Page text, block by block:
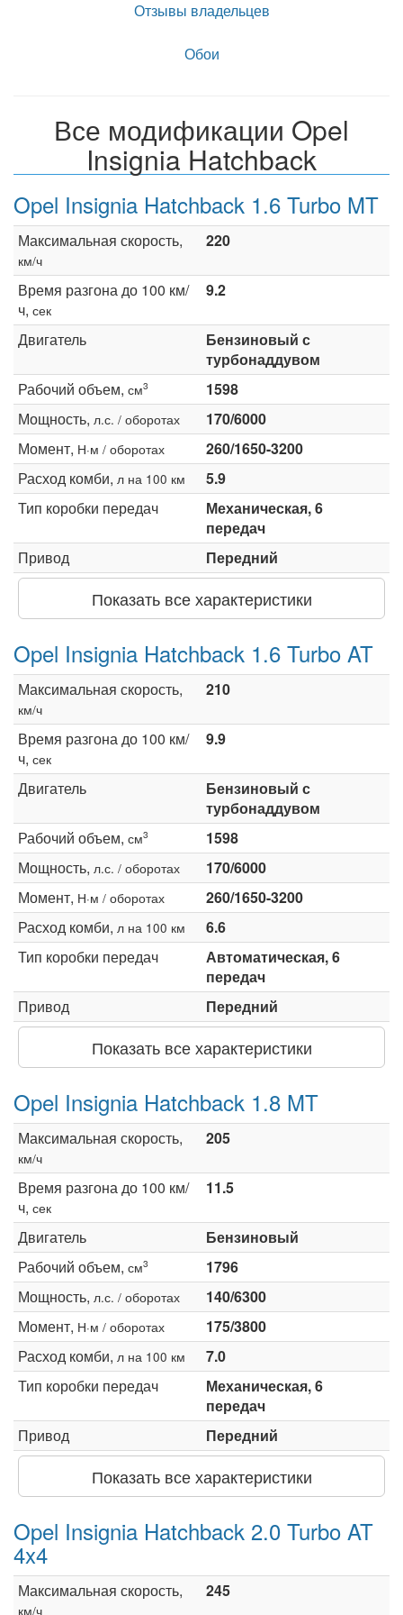
Отзывы владельцев
Обои
Все модификации Opel
Insignia Hatchback
Opel Insignia Hatchback 1.6 Turbo MT
Максимальная скорость,
км/ч
220
Время разгона до 100 км/
ч, сек
9.2
Двигатель
Бензиновый с
турбонаддувом
Рабочий объем, см3
1598
Мощность, л.с. / оборотах
170/6000
Момент, Н·м / оборотах
260/1650-3200
Расход комби, л на 100 км
5.9
Тип коробки передач
Механическая, 6
передач
Привод
Передний
Показать все характеристики
Opel Insignia Hatchback 1.6 Turbo AT
Максимальная скорость,
км/ч
210
Время разгона до 100 км/
ч, сек
9.9
Двигатель
Бензиновый с
турбонаддувом
Рабочий объем, см3
1598
Мощность, л.с. / оборотах
170/6000
Момент, Н·м / оборотах
260/1650-3200
Расход комби, л на 100 км
6.6
Тип коробки передач
Автоматическая, 6
передач
Привод
Передний
Показать все характеристики
Opel Insignia Hatchback 1.8 MT
Максимальная скорость,
км/ч
205
Время разгона до 100 км/
ч, сек
11.5
Двигатель
Бензиновый
Рабочий объем, см3
1796
Мощность, л.с. / оборотах
140/6300
Момент, Н·м / оборотах
175/3800
Расход комби, л на 100 км
7.0
Тип коробки передач
Механическая, 6
передач
Привод
Передний
Показать все характеристики
Opel Insignia Hatchback 2.0 Turbo AT
4x4
Максимальная скорость,
км/ч
245